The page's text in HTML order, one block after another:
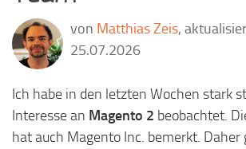
von Matthias Zeis,
25.07.2026
Ich habe in den letzten Wochen stark
Interesse an Magento 2 beobachtet.
hat auch Magento Inc. bemerkt. Daher